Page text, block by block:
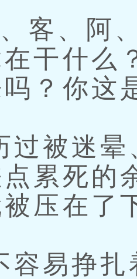
客、阿
干什么
？你这
被迷晕
累死的
压在了
易挣扎